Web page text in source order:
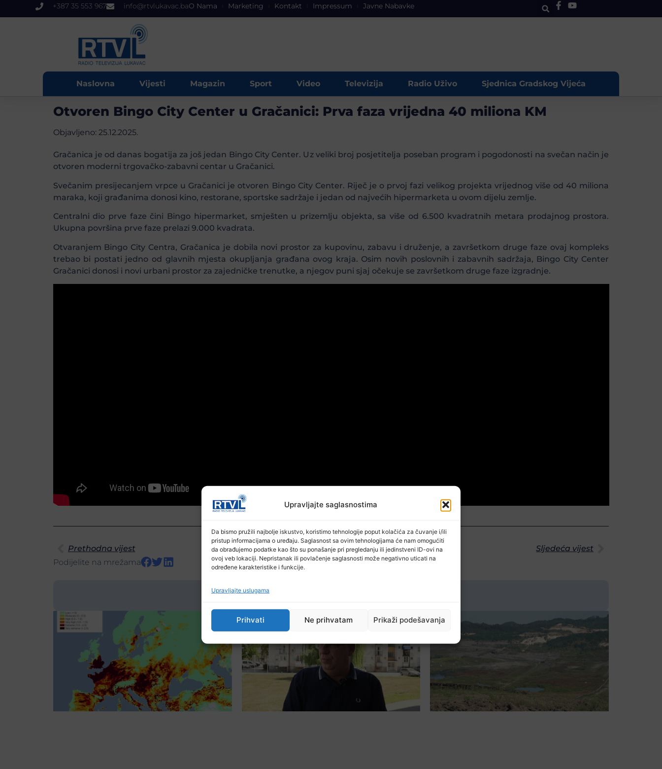
Upravljajte saglasnostima
Da bismo pružili najbolje iskustvo, koristimo tehnologije poput kolačića za čuvanje i/ili
pristup informacijama o uređaju. Saglasnost sa ovim tehnologijama će nam omogućiti
da obrađujemo podatke kao što su ponašanje pri pregledanju ili jedinstveni ID-ovi na
ovoj veb lokaciji. Nepristanak ili povlačenje saglasnosti može negativno uticati na
određene karakteristike i funkcije.
Upravljajte uslugama
Prihvati Ne prihvatam Prikaži podešavanja
+387 35 553 967 info@rtvlukavac.baO Nama Marketing Kontakt Impressum Javne Nabavke
Naslovna Vijesti Magazin Sport Video Televizija Radio Uživo Sjednica Gradskog Vijeća
Otvoren Bingo City Center u Gračanici: Prva faza vrijedna 40 miliona KM
Objavljeno: 25.12.2025.
Gračanica je od danas bogatija za još jedan Bingo City Center. Uz veliki broj posjetitelja poseban program i pogodonosti na svečan način je
otvoren moderni trgovačko-zabavni centar u Gračanici.
Svečanim presijecanjem vrpce u Gračanici je otvoren Bingo City Center. Riječ je o prvoj fazi velikog projekta vrijednog više od 40 miliona
maraka, koji građanima donosi kino, restorane, sportske sadržaje i jedan od najvećih hipermarketa u ovom dijelu zemlje.
Centralni dio prve faze čini Bingo hipermarket, smješten u prizemlju objekta, sa više od 6.500 kvadratnih metara prodajnog prostora.
Ukupna površina prve faze prelazi 9.000 kvadrata.
Otvaranjem Bingo City Centra, Gračanica je dobila novi prostor za kupovinu, zabavu i druženje, a završetkom druge faze ovaj kompleks
trebao bi postati jedno od glavnih mjesta okupljanja građana ovog kraja. Osim novih poslovnih i zabavnih sadržaja, Bingo City Center
Gračanici donosi i novi urbani prostor za zajedničke trenutke, a njegov puni sjaj očekuje se završetkom druge faze izgradnje.
Prethodna vijest
Sljedeća vijest
Podijelite na mrežama